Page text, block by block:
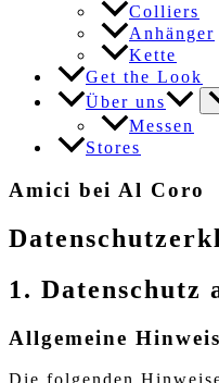
Colliers
Anhänger
Kette
Get the Look
Über uns
Messen
Stores
Amici bei Al Coro
1. Datenschutz
Allgemeine